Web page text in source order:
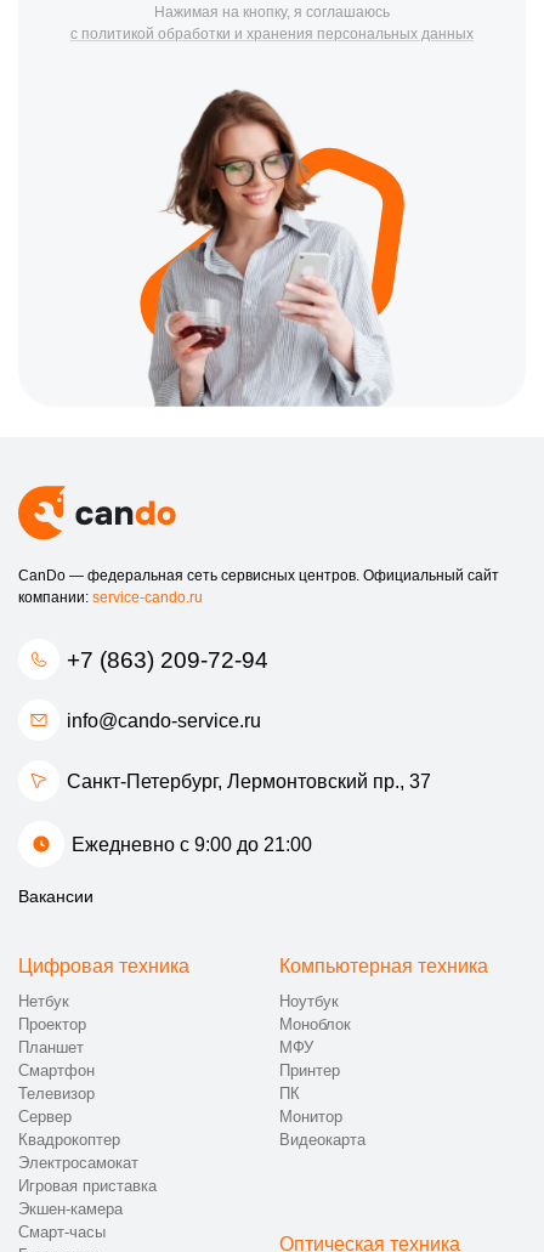
Нажимая на кнопку, я соглашаюсь
с политикой обработки и хранения персональных данных
CanDo — федеральная сеть сервисных центров. Официальный сайт
компании: service-cando.ru
+7 (863) 209-72-94
info@cando-service.ru
Санкт-Петербург, Лермонтовский пр., 37
Ежедневно с 9:00 до 21:00
Вакансии
Цифровая техника
Нетбук
Проектор
Планшет
Смартфон
Телевизор
Сервер
Квадрокоптер
Электросамокат
Игровая приставка
Экшен-камера
Смарт-часы
Компьютерная техника
Ноутбук
Моноблок
МФУ
Принтер
ПК
Монитор
Видеокарта
Оптическая техника